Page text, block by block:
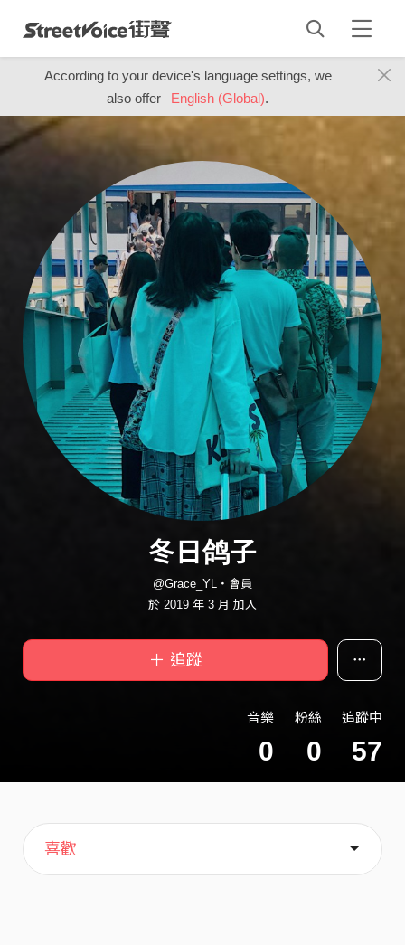
According to your device's language settings, we
also offer
English (Global).
冬日鸽子
@Grace_YL・會員
於 2019 年 3 月 加入
＋ 追蹤
音樂
0
粉絲
0
追蹤中
57
主頁
歌單
喜歡
關於